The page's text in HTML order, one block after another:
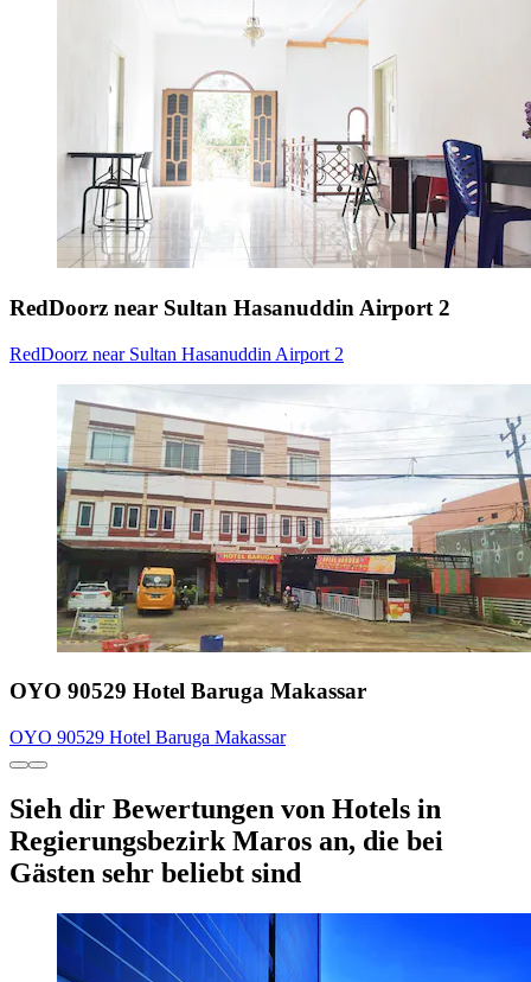
RedDoorz near Sultan Hasanuddin Airport 2
RedDoorz near Sultan Hasanuddin Airport 2
OYO 90529 Hotel Baruga Makassar
OYO 90529 Hotel Baruga Makassar
Sieh dir Bewertungen von Hotels in
Regierungsbezirk Maros an, die bei
Gästen sehr beliebt sind